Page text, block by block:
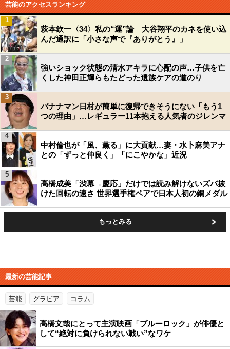
芸能のアクセスランキング
萩本欽一〈34〉私の“運”論 大谷翔平のカネを使い込
んだ通訳に「小さな声で『ありがとう』」
1
強いショック状態の清水アキラに心配の声…子供を亡
くした神田正輝らもたどった遺族ケアの道のり
2
バナナマン日村が簡単に復帰できそうにない「もう1
つの理由」…レギュラー11本抱える人気者のジレンマ
3
中村倫也が「風、薫る」に大貢献…妻・水卜麻美アナ
との「ずっと仲良く」「にこやかな」近況
4
高橋成美「渋幕→慶応」だけでは読み解けないズバ抜
けた回転の速さ 世界選手権ペアで日本人初の銅メダル
5
もっとみる
最新の芸能記事
芸能 グラビア コラム
高橋文哉にとって主演映画「ブルーロック」が俳優と
して“絶対に負けられない戦い”なワケ